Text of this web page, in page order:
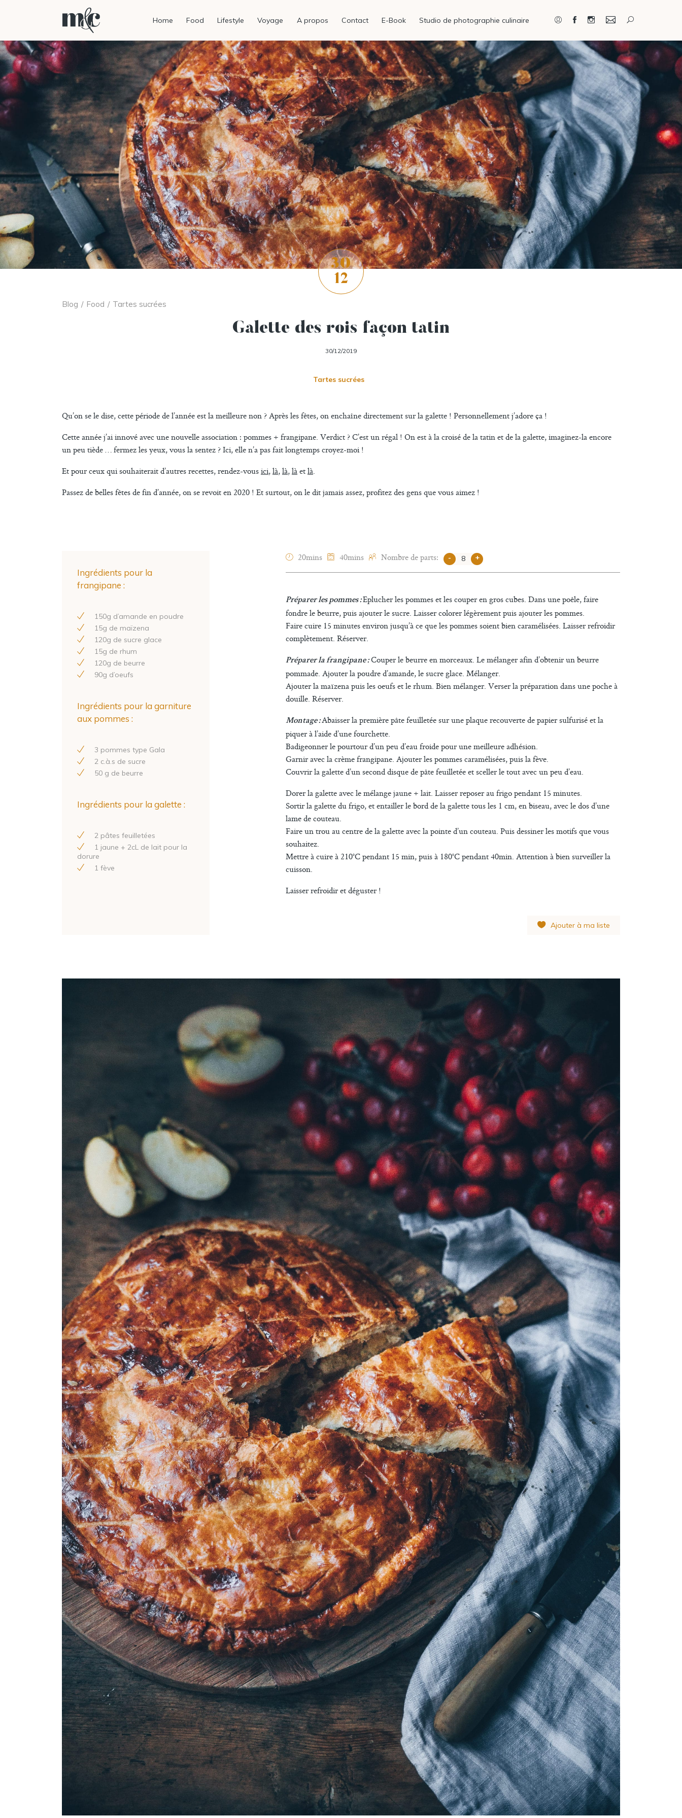
Home Food Lifestyle Voyage A propos Contact E-Book Studio de photographie culinaire
Connexion / Inscription
30
12
Blog / Food / Tartes sucrées
Galette des rois façon tatin
30/12/2019
Tartes sucrées
Qu’on se le dise, cette période de l’année est la meilleure non ? Après les fêtes, on enchaîne directement sur la galette ! Personnellement j’adore ça !
Cette année j’ai innové avec une nouvelle association : pommes + frangipane. Verdict ? C’est un régal ! On est à la croisé de la tatin et de la galette, imaginez-la encore
un peu tiède … fermez les yeux, vous la sentez ? Ici, elle n’a pas fait longtemps croyez-moi !
Et pour ceux qui souhaiterait d’autres recettes, rendez-vousici,là,là,làetlà.
Passez de belles fêtes de fin d’année, on se revoit en 2020 ! Et surtout, on le dit jamais assez, profitez des gens que vous aimez !
Ingrédients pour la
frangipane :
150g d’amande en poudre
15g de maïzena
120g de sucre glace
15g de rhum
120g de beurre
90g d’oeufs
Ingrédients pour la garniture
aux pommes :
3 pommes type Gala
2 c.à.s de sucre
50 g de beurre
Ingrédients pour la galette :
2 pâtes feuilletées
1 jaune + 2cL de lait pour la
dorure
1 fève
20mins 40mins Nombre de parts: - +
Préparer les pommes :Eplucher les pommes et les couper en gros cubes. Dans une poêle, faire
fondre le beurre, puis ajouter le sucre. Laisser colorer légèrement puis ajouter les pommes.
Faire cuire 15 minutes environ jusqu’à ce que les pommes soient bien caramélisées. Laisser refroidir
complètement. Réserver.
Préparer la frangipane :Couper le beurre en morceaux. Le mélanger afin d’obtenir un beurre
pommade. Ajouter la poudre d’amande, le sucre glace. Mélanger.
Ajouter la maïzena puis les oeufs et le rhum. Bien mélanger. Verser la préparation dans une poche à
douille. Réserver.
Montage :Abaisser la première pâte feuilletée sur une plaque recouverte de papier sulfurisé et la
piquer à l’aide d’une fourchette.
Badigeonner le pourtour d’un peu d’eau froide pour une meilleure adhésion.
Garnir avec la crème frangipane. Ajouter les pommes caramélisées, puis la fève.
Couvrir la galette d’un second disque de pâte feuilletée et sceller le tout avec un peu d’eau.
Dorer la galette avec le mélange jaune + lait. Laisser reposer au frigo pendant 15 minutes.
Sortir la galette du frigo, et entailler le bord de la galette tous les 1 cm, en biseau, avec le dos d’une
lame de couteau.
Faire un trou au centre de la galette avec la pointe d’un couteau. Puis dessiner les motifs que vous
souhaitez.
Mettre à cuire à 210°C pendant 15 min, puis à 180°C pendant 40min. Attention à bien surveiller la
cuisson.
Laisser refroidir et déguster !
Ajouter à ma liste